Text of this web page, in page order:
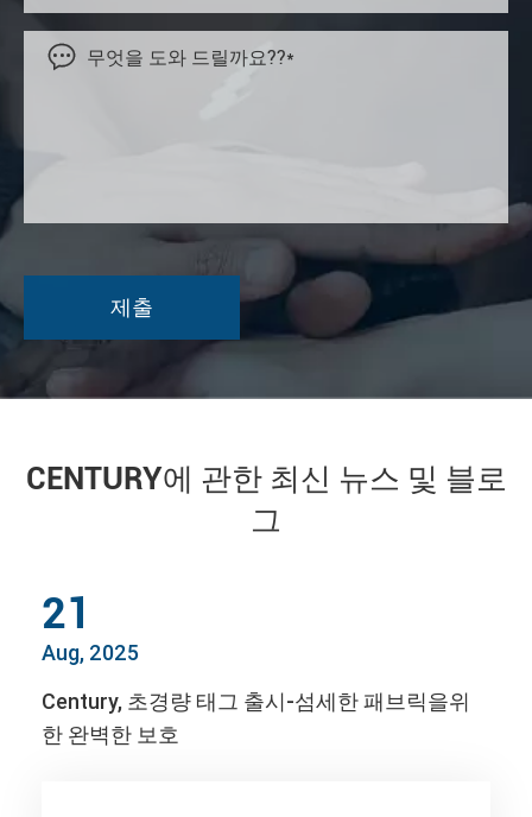

CENTURY에 관한 최신 뉴스 및 블로
그
21
Aug, 2025
Century, 초경량 태그 출시-섬세한 패브릭을위
한 완벽한 보호